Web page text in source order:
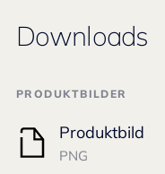
Downloads
PRODUKTBILDER
Produktbild
PNG